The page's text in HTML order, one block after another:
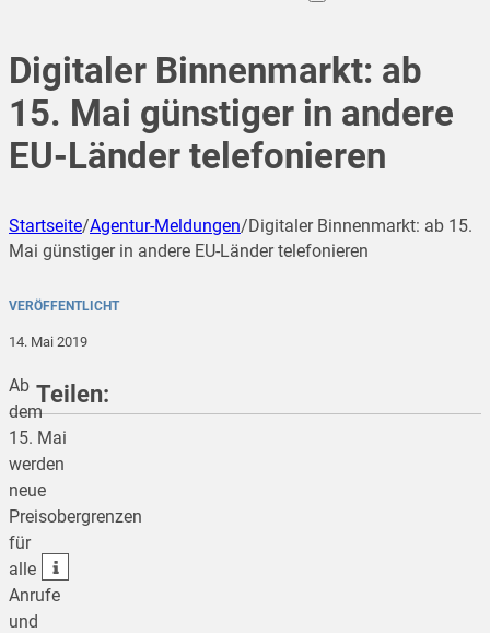
Digitaler Binnenmarkt: ab
15. Mai günstiger in andere
EU-Länder telefonieren
Startseite/Agentur-Meldungen/Digitaler Binnenmarkt: ab 15.
Mai günstiger in andere EU-Länder telefonieren
VERÖFFENTLICHT
14. Mai 2019
Ab
dem
15. Mai
werden
neue
Preisobergrenzen
für
alle
Anrufe
und
Teilen:
teilen
teilen
teilen